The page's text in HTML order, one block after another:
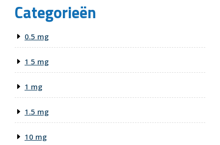
Categorieën
0.5 mg
1 5 mg
1 mg
1.5 mg
10 mg